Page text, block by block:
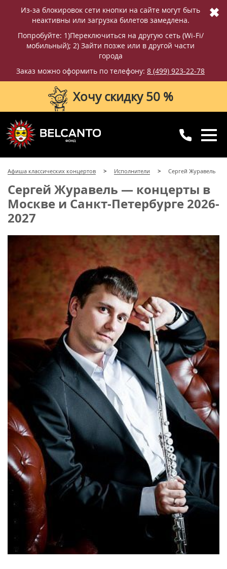
Из-за блокировок сети кнопки на сайте могут быть
неактивны или загрузка билетов замедлена.
Попробуйте: 1)Переключиться на другую сеть (Wi-Fi/
мобильный); 2) Зайти позже или в другой части
города
Заказ можно оформить по телефону: 8 (499) 923-22-78
✖
Хочу скидку 50 %
8 (499) 923-22-78
8 (800) 770-09-71
для регионов
Афиша классических концертов Исполнители Сергей Журавель
Сергей Журавель — концерты в
Москве и Санкт-Петербурге 2026-
2027